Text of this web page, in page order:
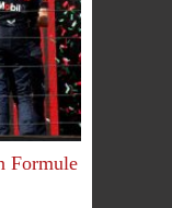
Formule